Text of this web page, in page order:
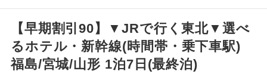
【早期割引90】▼JRで行く東北▼選べ
るホテル・新幹線(時間帯・乗下車駅)
福島/宮城/山形 1泊7日(最終泊)
現地添乗員同
行
現地到着空港（駅）から最終日出発空港
（駅）まで添乗員が同行します。
バスガイド乗
務
バスガイドが乗務し、車内での観光案内
があります。